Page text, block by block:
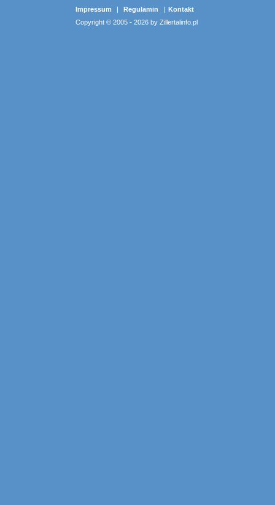
Impressum | Regulamin | Kontakt
Copyright © 2005 - 2026 by Zillertalinfo.pl